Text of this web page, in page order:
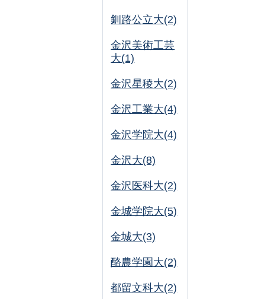
釧路公立大(2)
金沢美術工芸
大(1)
金沢星稜大(2)
金沢工業大(4)
金沢学院大(4)
金沢大(8)
金沢医科大(2)
金城学院大(5)
金城大(3)
酪農学園大(2)
都留文科大(2)